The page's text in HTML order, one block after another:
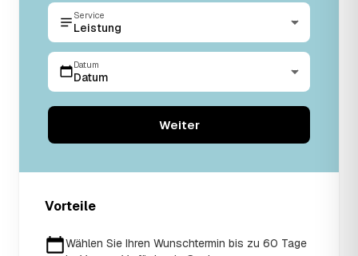
Service
Leistung
Datum
Datum
Weiter
Vorteile
Wählen Sie Ihren Wunschtermin bis zu 60 Tage